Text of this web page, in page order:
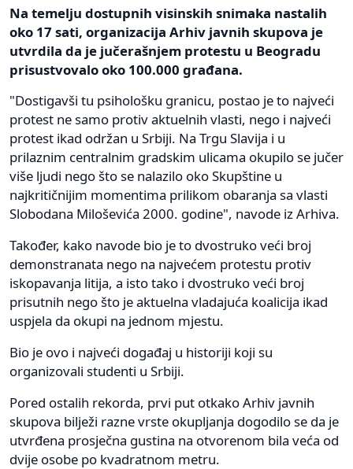
Na temelju dostupnih visinskih snimaka nastalih
oko 17 sati, organizacija Arhiv javnih skupova je
utvrdila da je jučerašnjem protestu u Beogradu
prisustvovalo oko 100.000 građana.
"Dostigavši tu psihološku granicu, postao je to najveći
protest ne samo protiv aktuelnih vlasti, nego i najveći
protest ikad održan u Srbiji. Na Trgu Slavija i u
prilaznim centralnim gradskim ulicama okupilo se jučer
više ljudi nego što se nalazilo oko Skupštine u
najkritičnijim momentima prilikom obaranja sa vlasti
Slobodana Miloševića 2000. godine", navode iz Arhiva.
Također, kako navode bio je to dvostruko veći broj
demonstranata nego na najvećem protestu protiv
iskopavanja litija, a isto tako i dvostruko veći broj
prisutnih nego što je aktuelna vladajuća koalicija ikad
uspjela da okupi na jednom mjestu.
Bio je ovo i najveći događaj u historiji koji su
organizovali studenti u Srbiji.
Pored ostalih rekorda, prvi put otkako Arhiv javnih
skupova bilježi razne vrste okupljanja dogodilo se da je
utvrđena prosječna gustina na otvorenom bila veća od
dvije osobe po kvadratnom metru.